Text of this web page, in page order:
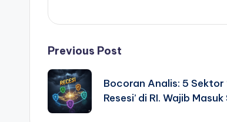
Post
navigation
Previous Post
Bocoran Analis: 5 Sektor
Resesi’ di RI. Wajib Masuk